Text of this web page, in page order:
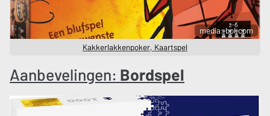
media: bol.com
Kakkerlakkenpoker, Kaartspel
Aanbevelingen: Bordspel